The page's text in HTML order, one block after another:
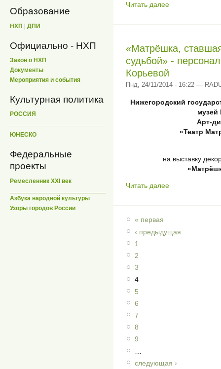
Образование
НХП | ДПИ
Официально - НХП
Закон о НХП
Документы
Мероприятия и события
Культурная политика
РОССИЯ
ЮНЕСКО
Федеральные
проекты
Ремесленник XXI век
Азбука народной культуры
Узоры городов России
Читать далее
«Матрёшка,
судьбой» -
Корьевой
Пнд, 24/11/2014 - 16:22 —
Нижегородский
Арт-
«Театр
на выставку
Читать далее
« первая
‹ предыдущая
1
2
3
4
5
6
7
8
9
следующая ›